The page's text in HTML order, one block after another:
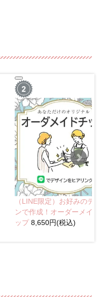
（LINE限定）お好みのデ
ンで作成！オーダーメイ
ップ8,650円(税込)